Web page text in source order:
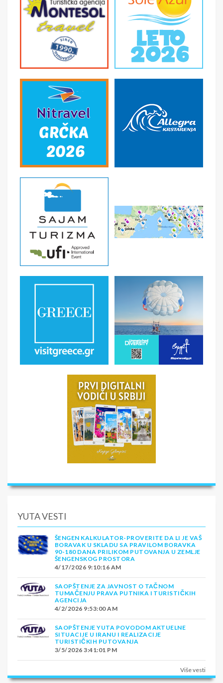
YUTA VESTI
ŠENGEN KALKULATOR-PROVERITE DA LI JE VAŠ
BORAVAK U SKLADU SA PRAVILOM BORAVKA
90-180 DANA PRILIKOM PUTOVANJA U ZEMLJE
ŠENGENSKOG PROSTORA
4/17/2026 9:10:16 AM
SAOPŠTENJE ZA JAVNOST O TAČNOM
TUMAČENJU PRAVA PUTNIKA I TURISTIČKIH
AGENCIJA
4/2/2026 9:53:00 AM
SAOPŠTENJE YUTA POVODOM AKTUELNE
SITUACIJE U IRANU I REALIZACIJE
TURISTIČKIH PUTOVANJA
3/5/2026 3:41:01 PM
Više vesti